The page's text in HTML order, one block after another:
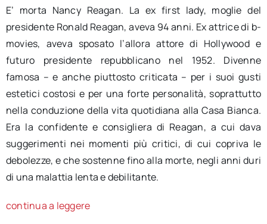
E’ morta Nancy Reagan. La ex first lady, moglie del
presidente Ronald Reagan, aveva 94 anni. Ex attrice di b-
movies, aveva sposato l’allora attore di Hollywood e
futuro presidente repubblicano nel 1952. Divenne
famosa – e anche piuttosto criticata – per i suoi gusti
estetici costosi e per una forte personalità, soprattutto
nella conduzione della vita quotidiana alla Casa Bianca.
Era la confidente e consigliera di Reagan, a cui dava
suggerimenti nei momenti più critici, di cui copriva le
debolezze, e che sostenne fino alla morte, negli anni duri
di una malattia lenta e debilitante.
continua a leggere